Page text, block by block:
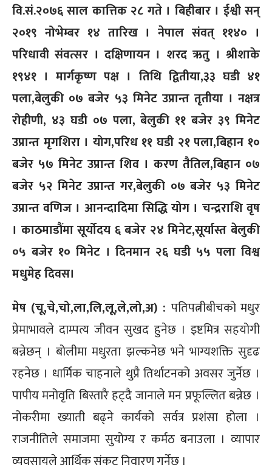
वि.सं.२०७६ साल कात्तिक २८ गते । बिहीबार । ईश्वी सन्
२०१९ नोभेम्बर १४ तारिख । नेपाल संवत् ११४० ।
परिधावी संवत्सर । दक्षिणायन । शरद ऋतु । श्रीशाके
१९४१ । मार्गकृष्ण पक्ष । तिथि द्वितीया,३३ घडी ४१
पला,बेलुकी ०७ बजेर ५३ मिनेट उप्रान्त तृतीया । नक्षत्र
रोहीणी, ४३ घडी ०७ पला, बेलुकी ११ बजेर ३९ मिनेट
उप्रान्त मृगशिरा । योग,परिध ११ घडी २१ पला,बिहान १०
बजेर ५७ मिनेट उप्रान्त शिव । करण तैतिल,बिहान ०७
बजेर ५२ मिनेट उप्रान्त गर,बेलुकी ०७ बजेर ५३ मिनेट
उप्रान्त वणिज । आनन्दादिमा सिद्धि योग । चन्द्रराशि वृष
। काठमाडौंमा सूर्योदय ६ बजेर २४ मिनेट,सूर्यास्त बेलुकी
०५ बजेर १० मिनेट । दिनमान २६ घडी ५५ पला विश्व
मधुमेह दिवस।
मेष (चू,चे,चो,ला,लि,लू,ले,लो,अ) : पतिपत्नीबीचको मधुर
प्रेमाभावले दाम्पत्य जीवन सुखद हुनेछ । इष्टमित्र सहयोगी
बन्नेछन् । बोलीमा मधुरता झल्कनेछ भने भाग्यशक्ति सुदृढ
रहनेछ । धार्मिक चाहनाले थुप्रै तिर्थाटनको अवसर जुर्नेछ ।
पापीय मनोवृति बिस्तारै हट्दै जानाले मन प्रफूल्लित बन्नेछ ।
नोकरीमा ख्याती बढ्ने कार्यको सर्वत्र प्रशंसा होला ।
राजनीतिले समाजमा सुयोग्य र कर्मठ बनाउला । व्यापार
व्यवसायले आर्थिक संकट निवारण गर्नेछ ।